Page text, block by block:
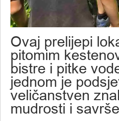
Ovaj prelijepi
pitomim
bistre i pitke
jednom je
veličanstven
mudrosti i